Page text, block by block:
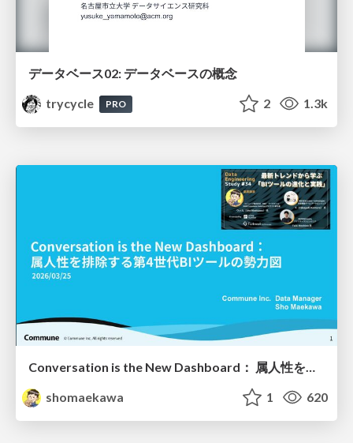
データベース02: データベースの概念
trycycle
PRO 2 1.3k
Conversation is the New Dashboard： 属人性を排除する第4世代BIツールの勢力図
shomaekawa
1 620